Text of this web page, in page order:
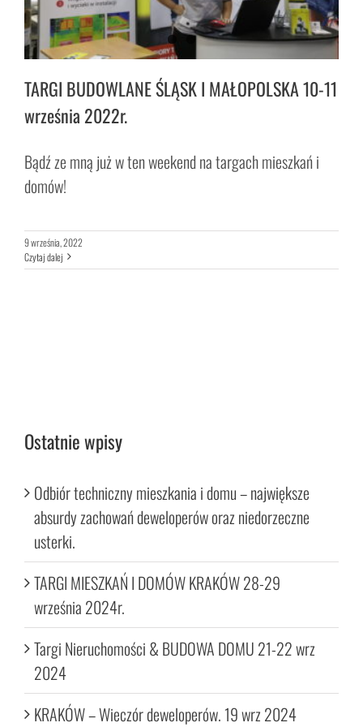
TARGI BUDOWLANE ŚLĄSK I MAŁOPOLSKA 10-11
września 2022r.
Bądź ze mną już w ten weekend na targach mieszkań i
domów!
9 września, 2022
Czytaj dalej
Ostatnie wpisy
Odbiór techniczny mieszkania i domu – największe
absurdy zachowań deweloperów oraz niedorzeczne
usterki.
TARGI MIESZKAŃ I DOMÓW KRAKÓW 28-29
września 2024r.
Targi Nieruchomości & BUDOWA DOMU 21-22 wrz
2024
KRAKÓW – Wieczór deweloperów. 19 wrz 2024